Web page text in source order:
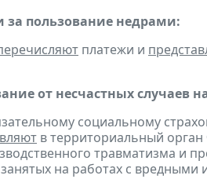
за пользование недрами:
платежи и
от несчастных случаев
социальному
в территориальный
травматизма и
на работах с